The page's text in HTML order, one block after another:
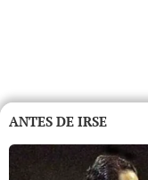
ANTES DE IRSE